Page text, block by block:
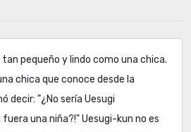
pequeño y lindo como una chica.
chica que conoce desde la
decir: "¿No sería Uesugi
una niña?!" Uesugi-kun no es